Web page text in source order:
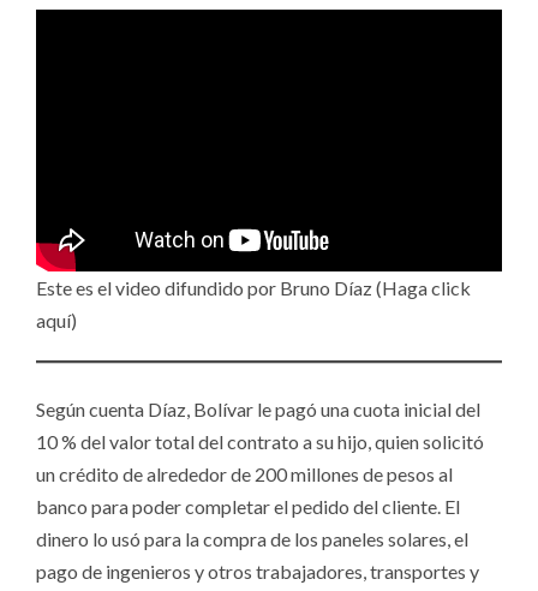
Este es el video difundido por Bruno Díaz (Haga click
aquí)
Según cuenta Díaz, Bolívar le pagó una cuota inicial del
10 % del valor total del contrato a su hijo, quien solicitó
un crédito de alrededor de 200 millones de pesos al
banco para poder completar el pedido del cliente. El
dinero lo usó para la compra de los paneles solares, el
pago de ingenieros y otros trabajadores, transportes y